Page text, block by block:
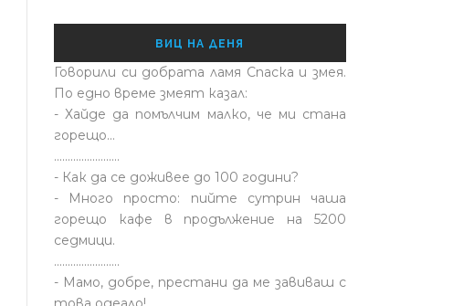
ВИЦ НА ДЕНЯ
Говорили си добрата ламя Спаска и змея.
По едно време змеят казал:
- Хайде да помълчим малко, че ми стана
горещо...
........................
- Как да се доживее до 100 години?
- Много просто: пийте сутрин чаша
горещо кафе в продължение на 5200
седмици.
........................
- Мамо, добре, престани да ме завиваш с